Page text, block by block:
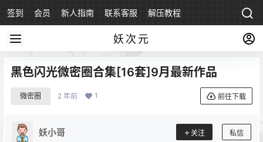
签到 会员 新人指南 联系客服 解压教程
妖次元
黑色闪光微密圈合集[16套]9月最新作品
微密圈 2 年前 1 前往下载
妖小哥 关注 私信